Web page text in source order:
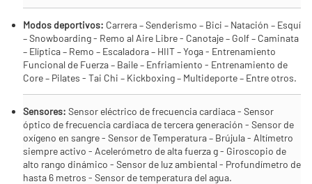
Modos deportivos: Carrera – Senderismo – Bici – Natación – Esquí
– Snowboarding - Remo al Aire Libre - Canotaje – Golf – Caminata
– Elíptica – Remo – Escaladora – HIIT – Yoga - Entrenamiento
Funcional de Fuerza – Baile – Enfriamiento - Entrenamiento de
Core – Pilates - Tai Chi – Kickboxing – Multideporte – Entre otros.
Sensores: Sensor eléctrico de frecuencia cardiaca - Sensor
óptico de frecuencia cardiaca de tercera generación - Sensor de
oxígeno en sangre - Sensor de Temperatura – Brújula - Altímetro
siempre activo - Acelerómetro de alta fuerza g - Giroscopio de
alto rango dinámico - Sensor de luz ambiental - Profundímetro de
hasta 6 metros - Sensor de temperatura del agua.